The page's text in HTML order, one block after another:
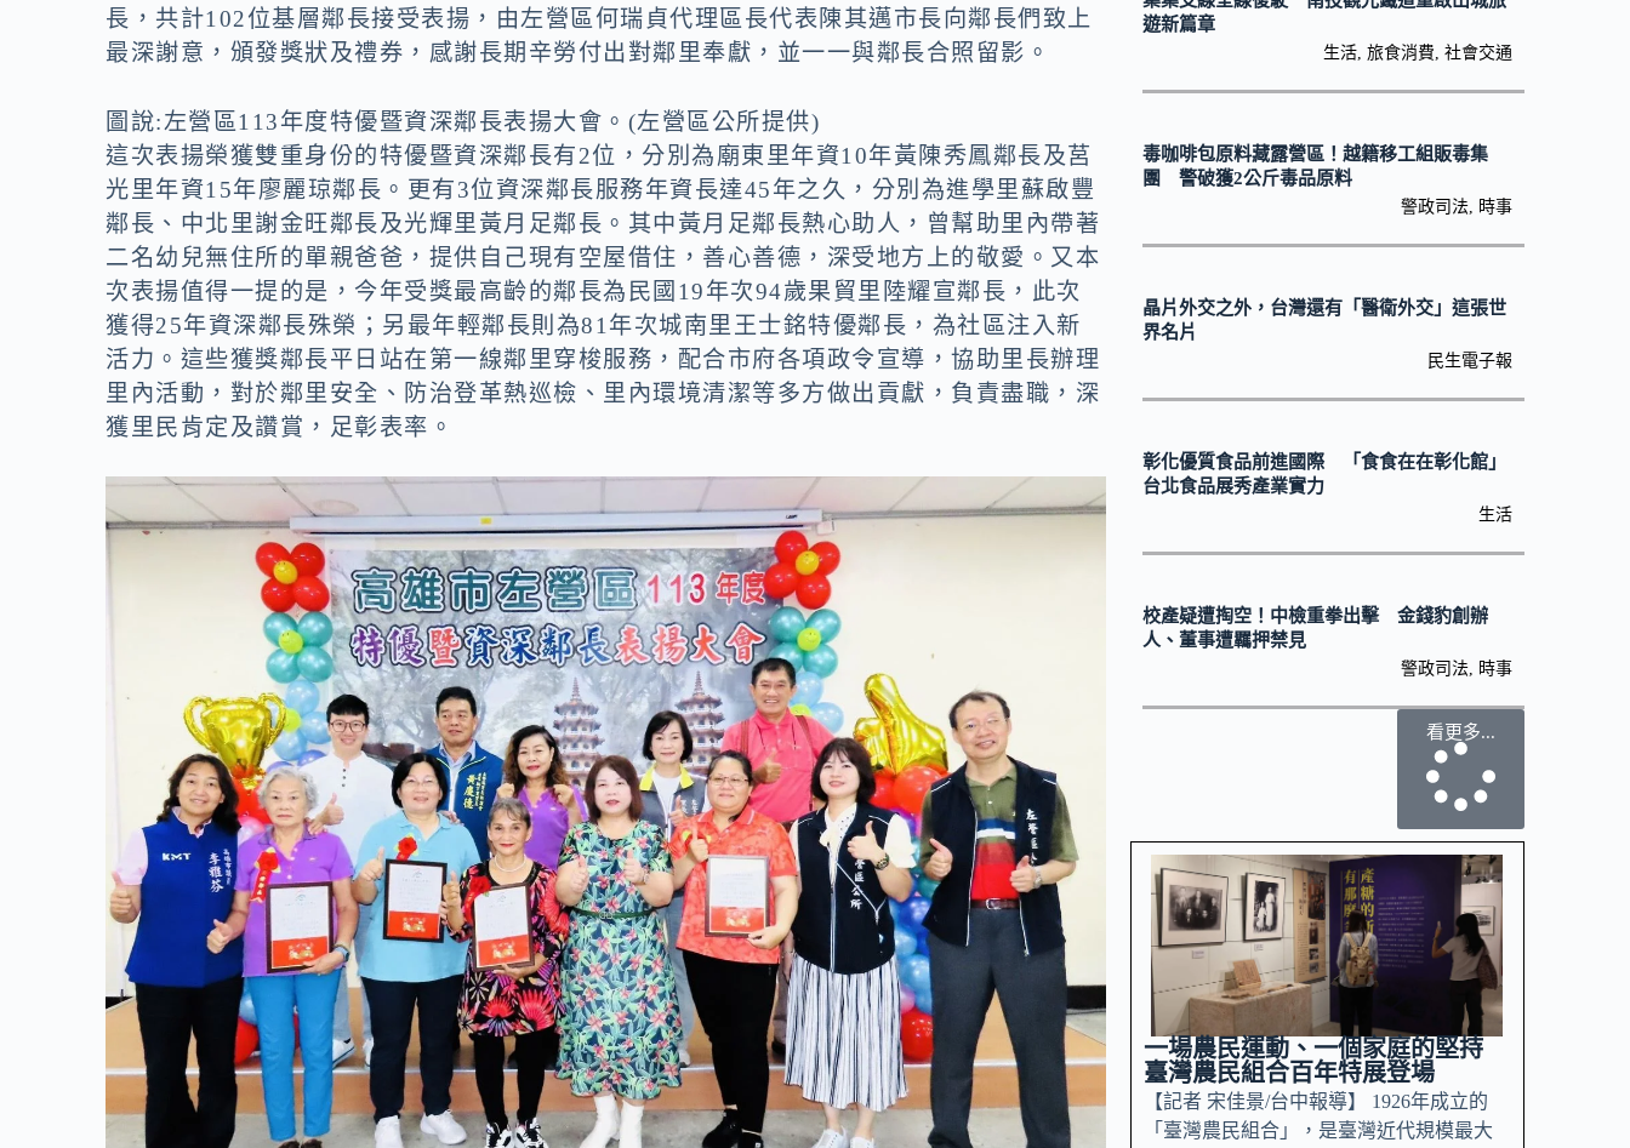
o
k
n
k
長，共計102位基層鄰長接受表揚，由左營區何瑞貞代理區長代表陳其邁市長向鄰長們致上
最深謝意，頒發獎狀及禮券，感謝長期辛勞付出對鄰里奉獻，並一一與鄰長合照留影。
圖說:左營區113年度特優暨資深鄰長表揚大會。(左營區公所提供)
這次表揚榮獲雙重身份的特優暨資深鄰長有2位，分別為廟東里年資10年黃陳秀鳳鄰長及莒
光里年資15年廖麗琼鄰長。更有3位資深鄰長服務年資長達45年之久，分別為進學里蘇啟豐
鄰長、中北里謝金旺鄰長及光輝里黃月足鄰長。其中黃月足鄰長熱心助人，曾幫助里內帶著
二名幼兒無住所的單親爸爸，提供自己現有空屋借住，善心善德，深受地方上的敬愛。又本
次表揚值得一提的是，今年受獎最高齡的鄰長為民國19年次94歲果貿里陸耀宣鄰長，此次
獲得25年資深鄰長殊榮；另最年輕鄰長則為81年次城南里王士銘特優鄰長，為社區注入新
活力。這些獲獎鄰長平日站在第一線鄰里穿梭服務，配合市府各項政令宣導，協助里長辦理
里內活動，對於鄰里安全、防治登革熱巡檢、里內環境清潔等多方做出貢獻，負責盡職，深
獲里民肯定及讚賞，足彰表率。
遊新篇章
生活, 旅食消費, 社會交通
毒咖啡包原料藏露營區！越籍移工組販毒集
團 警破獲2公斤毒品原料
警政司法, 時事
晶片外交之外，台灣還有「醫衛外交」這張世
界名片
民生電子報
彰化優質食品前進國際 「食食在在彰化館」
台北食品展秀產業實力
生活
校產疑遭掏空！中檢重拳出擊 金錢豹創辦
人、董事遭羈押禁見
警政司法, 時事
看更多...
一場農民運動、一個家庭的堅持
臺灣農民組合百年特展登場
【記者 宋佳景/台中報導】 1926年成立的
「臺灣農民組合」，是臺灣近代規模最大